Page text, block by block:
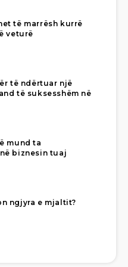
të marrësh kurrë
veturë
të ndërtuar një
të suksesshëm në
mund ta
biznesin tuaj
ngjyra e mjaltit?